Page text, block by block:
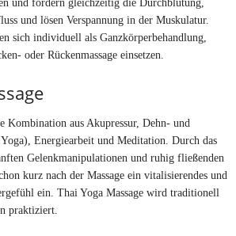
und lösen Verspannung in der Muskulatur.
sich individuell als Ganzkörperbehandlung,
oder Rückenmassage einsetzen.
Kombination aus Akupressur, Dehn- und
Yoga), Energiearbeit und Meditation. Durch das
Gelenkmanipulationen und ruhig fließenden
kurz nach der Massage ein vitalisierendes und
ein. Thai Yoga Massage wird traditionell
praktiziert.